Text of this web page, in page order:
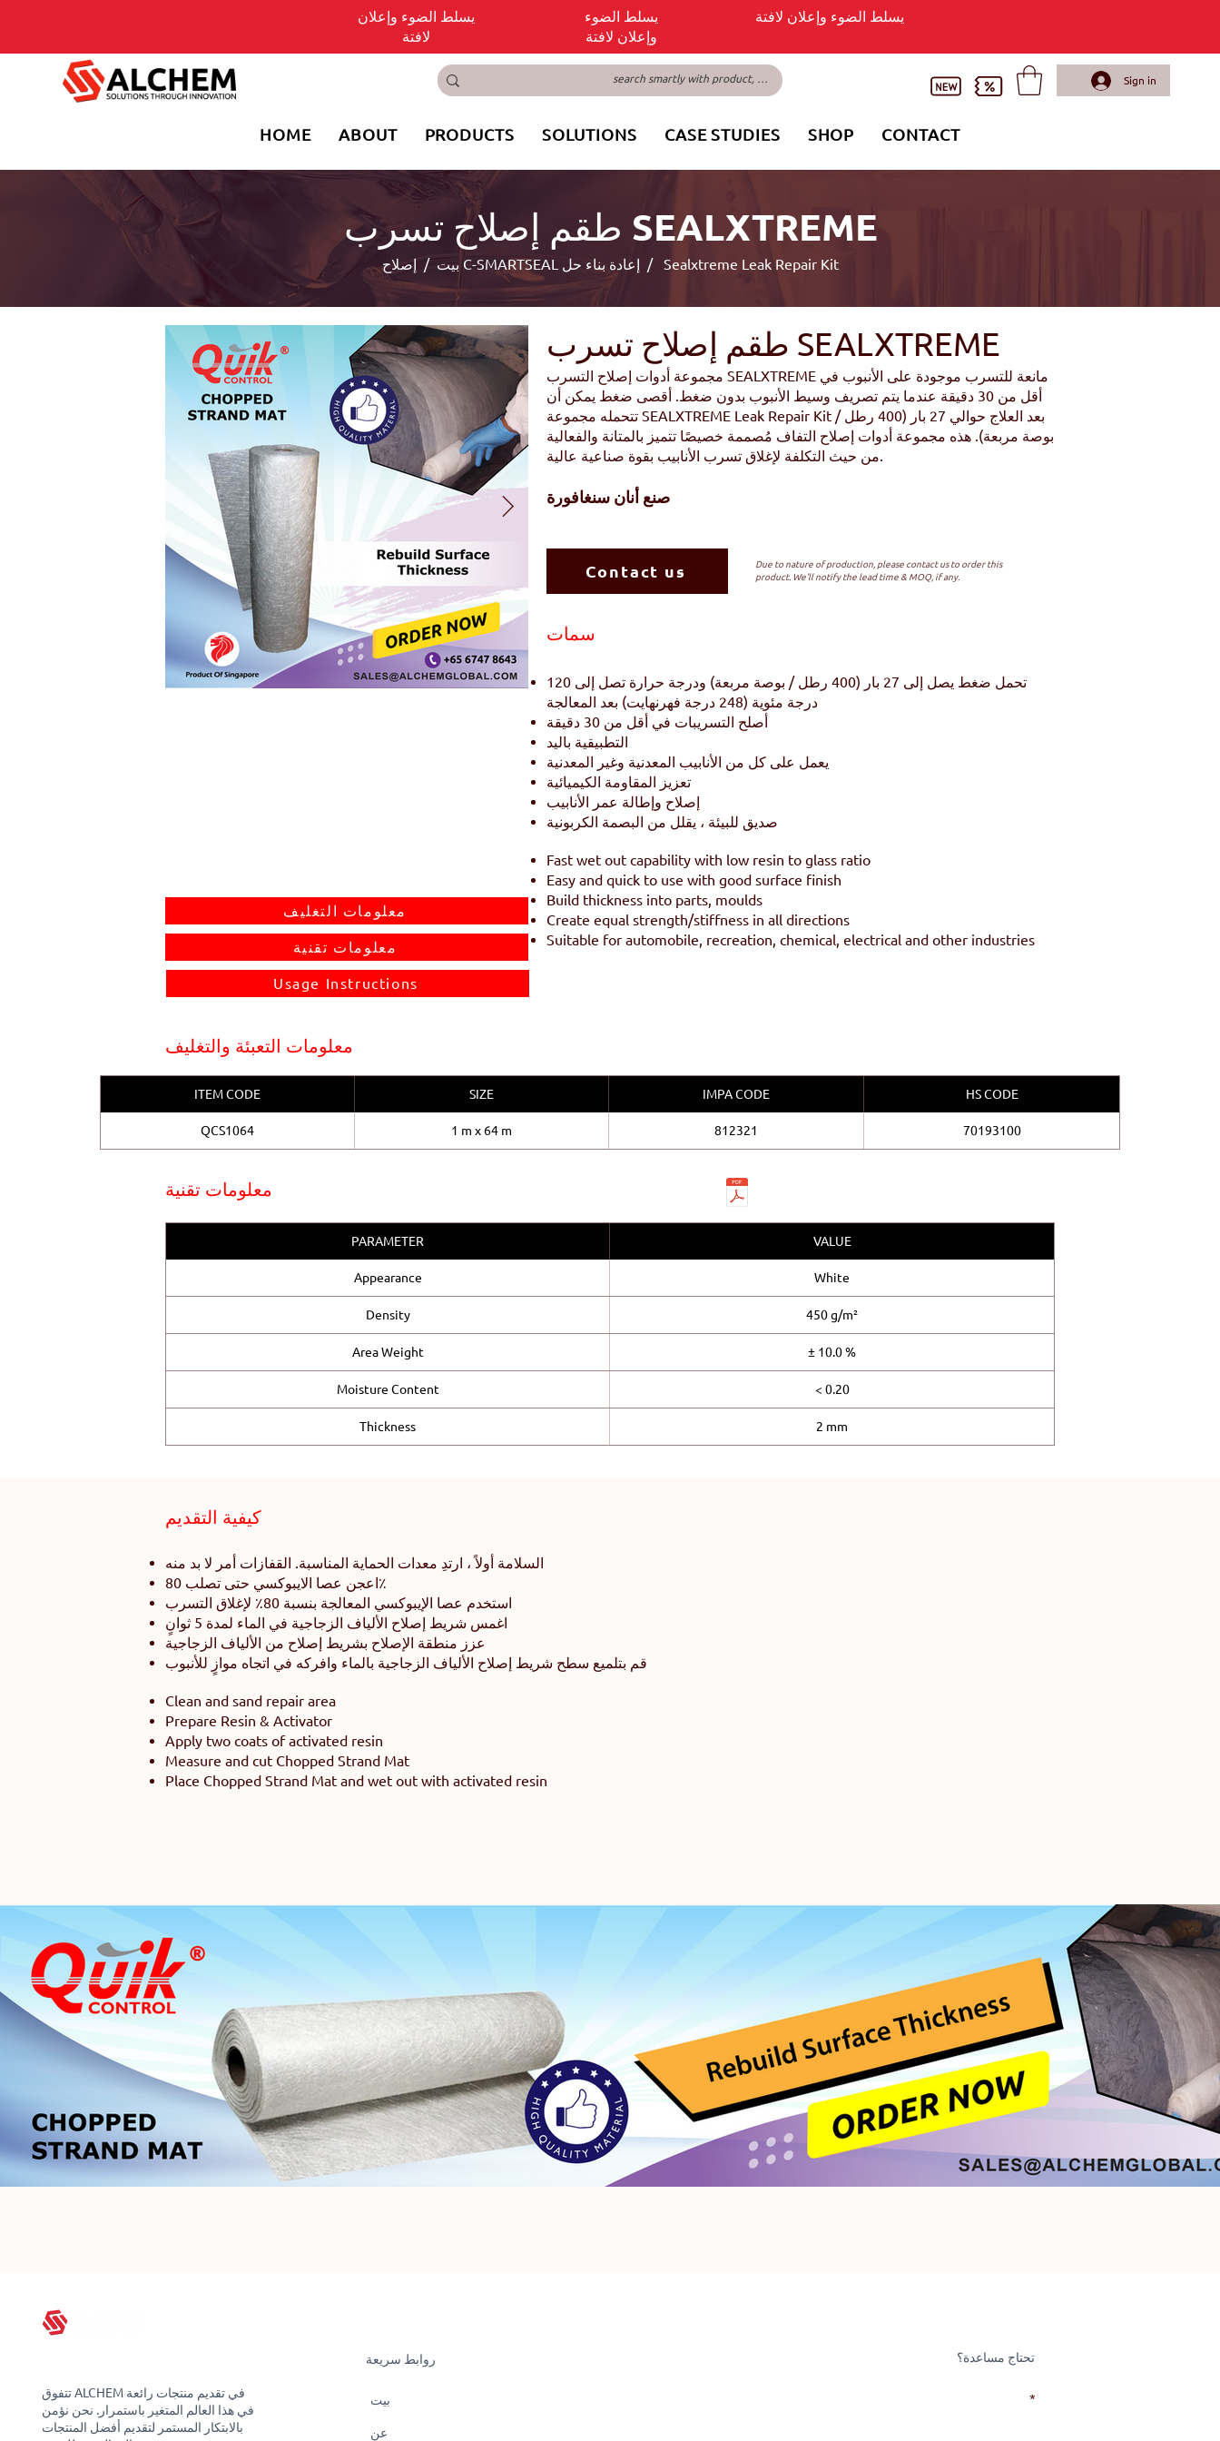
يسلط الضوء وإعلان
لافتة
يسلط الضوء
وإعلان لافتة
يسلط الضوء وإعلان لافتة
Sign in
HOME ABOUT PRODUCTS SOLUTIONS CASE STUDIES SHOP CONTACT
طقم إصلاح تسرب SEALXTREME
بيت / إصلاح C-SMARTSEAL إعادة بناء حل / Sealxtreme Leak Repair Kit
معلومات التغليف
معلومات تقنية
Usage Instructions
طقم إصلاح تسرب SEALXTREME
مجموعة أدوات إصلاح التسرب SEALXTREME مانعة للتسرب موجودة على الأنبوب في
أقل من 30 دقيقة عندما يتم تصريف وسيط الأنبوب بدون ضغط. أقصى ضغط يمكن أن
تتحمله مجموعة SEALXTREME Leak Repair Kit بعد العلاج حوالي 27 بار (400 رطل /
بوصة مربعة). هذه مجموعة أدوات إصلاح التفاف مُصممة خصيصًا تتميز بالمتانة والفعالية
من حيث التكلفة لإغلاق تسرب الأنابيب بقوة صناعية عالية.
صنع أنان سنغافورة
Contact us
Due to nature of production, please contact us to order this
product. We'll notify the lead time & MOQ, if any.
سمات
تحمل ضغط يصل إلى 27 بار (400 رطل / بوصة مربعة) ودرجة حرارة تصل إلى 120
درجة مئوية (248 درجة فهرنهايت) بعد المعالجة
أصلح التسريبات في أقل من 30 دقيقة
التطبيقية باليد
يعمل على كل من الأنابيب المعدنية وغير المعدنية
تعزيز المقاومة الكيميائية
إصلاح وإطالة عمر الأنابيب
صديق للبيئة ، يقلل من البصمة الكربونية
Fast wet out capability with low resin to glass ratio
Easy and quick to use with good surface finish
Build thickness into parts, moulds
Create equal strength/stiffness in all directions
Suitable for automobile, recreation, chemical, electrical and other industries
معلومات التعبئة والتغليف
ITEM CODE SIZE IMPA CODE HS CODE
QCS1064 1 m x 64 m 812321 70193100
معلومات تقنية
PARAMETER VALUE
Appearance White
Density 450 g/m²
Area Weight ± 10.0 %
Moisture Content < 0.20
Thickness 2 mm
كيفية التقديم
السلامة أولاً ، ارتدِ معدات الحماية المناسبة. القفازات أمر لا بد منه
اعجن عصا الايبوكسي حتى تصلب 80٪
استخدم عصا الإيبوكسي المعالجة بنسبة 80٪ لإغلاق التسرب
اغمس شريط إصلاح الألياف الزجاجية في الماء لمدة 5 ثوانٍ
عزز منطقة الإصلاح بشريط إصلاح من الألياف الزجاجية
قم بتلميع سطح شريط إصلاح الألياف الزجاجية بالماء وافركه في اتجاه موازٍ للأنبوب
Clean and sand repair area
Prepare Resin & Activator
Apply two coats of activated resin
Measure and cut Chopped Strand Mat
Place Chopped Strand Mat and wet out with activated resin
تتفوق ALCHEM في تقديم منتجات رائعة
في هذا العالم المتغير باستمرار. نحن نؤمن
بالابتكار المستمر لتقديم أفضل المنتجات
روابط سريعة
بيت
عن
تحتاج مساعدة؟